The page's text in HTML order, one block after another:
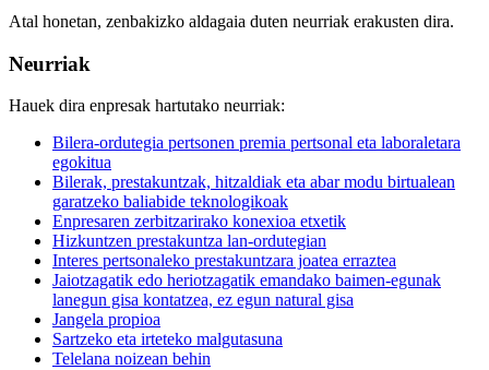
Atal honetan, zenbakizko aldagaia duten neurriak erakusten dira.
Neurriak
Hauek dira enpresak hartutako neurriak:
Bilera-ordutegia pertsonen premia pertsonal eta laboraletara
egokitua
Bilerak, prestakuntzak, hitzaldiak eta abar modu birtualean
garatzeko baliabide teknologikoak
Enpresaren zerbitzarirako konexioa etxetik
Hizkuntzen prestakuntza lan-ordutegian
Interes pertsonaleko prestakuntzara joatea erraztea
Jaiotzagatik edo heriotzagatik emandako baimen-egunak
lanegun gisa kontatzea, ez egun natural gisa
Jangela propioa
Sartzeko eta irteteko malgutasuna
Telelana noizean behin